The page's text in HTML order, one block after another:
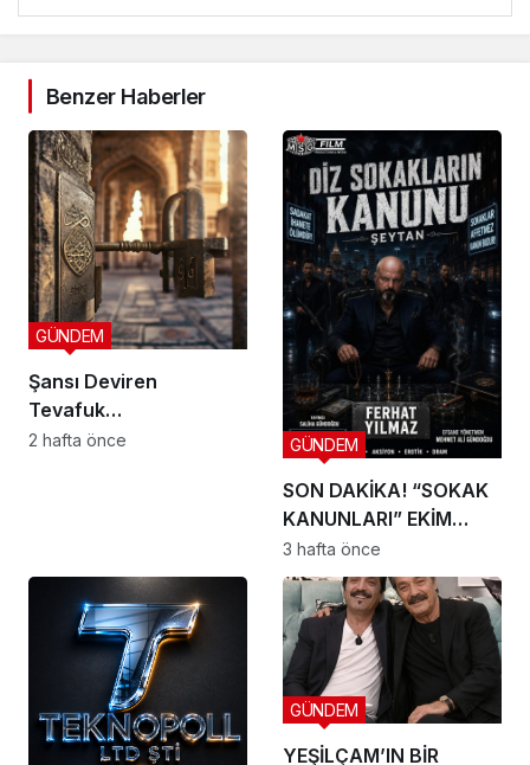
Benzer Haberler
Şansı Deviren
Tevafuk…
GÜNDEM
2 hafta önce
SON DAKİKA! “SOKAK
KANUNLARI” EKİM
AYINDA SETE ÇIKIYOR
GÜNDEM
3 hafta önce
YEŞİLÇAM’IN BİR
GÜNDEM